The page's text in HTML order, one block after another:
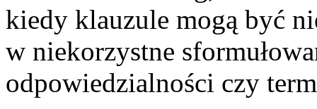
kiedy klauzule mogą być
w niekorzystne
odpowiedzialności czy